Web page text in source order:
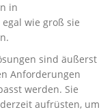
in
wie groß sie
sind äußerst
Anforderungen
werden. Sie
aufrüsten, um